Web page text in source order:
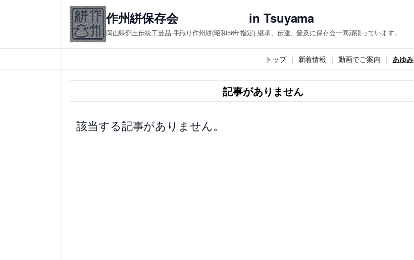
ス
キ
作州絣保存会 in Tsuyama
岡山県郷土伝統工芸品 手織り作州絣(昭和56年指定) 継承、伝達、普及に保存会一同頑張っています。
トップ 新着情報 動画でご案内 あゆみ
記事がありません
該当する記事がありません。